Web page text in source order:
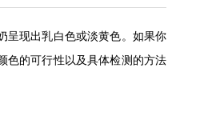
呈现出乳白色或淡黄色。如果你
色的可行性以及具体检测的方法